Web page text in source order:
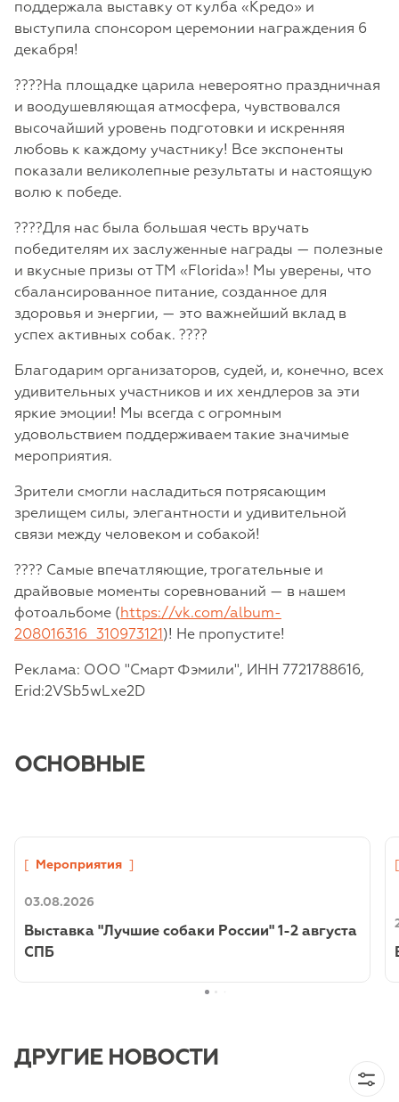
поддержала выставку от кулба «Кредо» и
выступила спонсором церемонии награждения 6
декабря!
????На площадке царила невероятно праздничная
и воодушевляющая атмосфера, чувствовался
высочайший уровень подготовки и искренняя
любовь к каждому участнику! Все экспоненты
показали великолепные результаты и настоящую
волю к победе.
????Для нас была большая честь вручать
победителям их заслуженные награды — полезные
и вкусные призы от ТМ «Florida»! Мы уверены, что
сбалансированное питание, созданное для
здоровья и энергии, — это важнейший вклад в
успех активных собак. ????
Благодарим организаторов, судей, и, конечно, всех
удивительных участников и их хендлеров за эти
яркие эмоции! Мы всегда с огромным
удовольствием поддерживаем такие значимые
мероприятия.
Зрители смогли насладиться потрясающим
зрелищем силы, элегантности и удивительной
связи между человеком и собакой!
???? Самые впечатляющие, трогательные и
драйвовые моменты соревнований — в нашем
фотоальбоме (https://vk.com/album-
208016316_310973121)! Не пропустите!
Реклама: ООО "Смарт Фэмили", ИНН 7721788616,
Erid:2VSb5wLxe2D
ОСНОВНЫЕ
Мероприятия
03.08.2026
Выставка "Лучшие собаки России" 1-2 августа
СПБ
ДРУГИЕ НОВОСТИ